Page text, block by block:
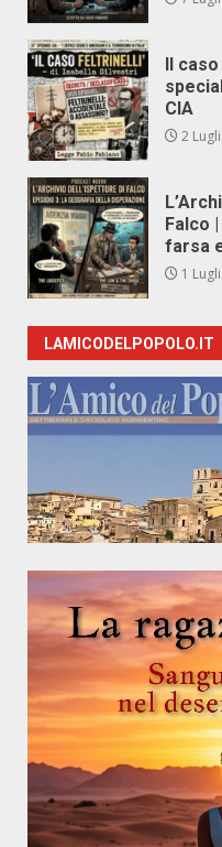
Il
CIA
2
Falco
farsa
1
LAMICODELPOPOLO.IT